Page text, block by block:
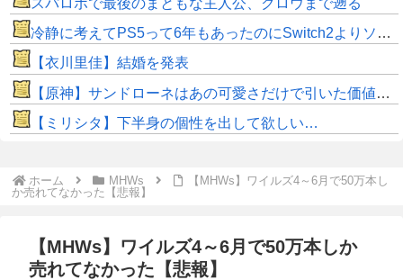
冷静に考えてPS5って6年もあったのにSwitch2よりソフト売れないのヤバいよな
【衣川里佳】結婚を発表
【原神】サンドローネはあの可愛さだけで引いた価値ある！
【ミリシタ】下半身の個性を出して欲しい…
ホーム MHWs
【MHWs】ワイルズ4～6月で50万本し
か売れてなかった【悲報】
【MHWs】ワイルズ4～6月で50万本しか
売れてなかった【悲報】